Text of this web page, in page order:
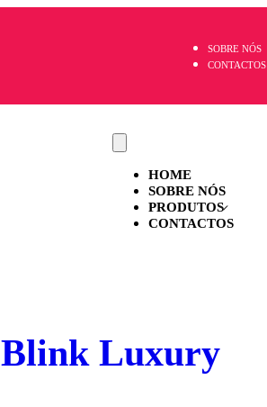
SOBRE NÓS
CONTACTOS
HOME
SOBRE NÓS
PRODUTOS
CONTACTOS
Blink Luxury